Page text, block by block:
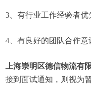
3、有行业工作经验者优
4、有良好的团队合作意
上海崇明区德信物流有
接到面试通知，则视为